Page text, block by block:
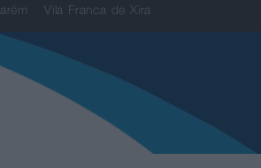
Vila Franca de Xira